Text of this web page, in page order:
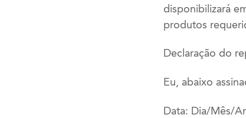
disponibilizará
produtos
Declaração do
Eu, abaixo
Data: Dia/Mês/